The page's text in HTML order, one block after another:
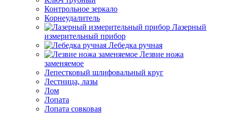
Контрольное зеркало
Корнеудалитель
Лазерный
измерительный прибор
Лебедка ручная
Лезвие ножа
заменяемое
Лепестковый шлифовальный круг
Лестница, лазы
Лом
Лопата
Лопата совковая